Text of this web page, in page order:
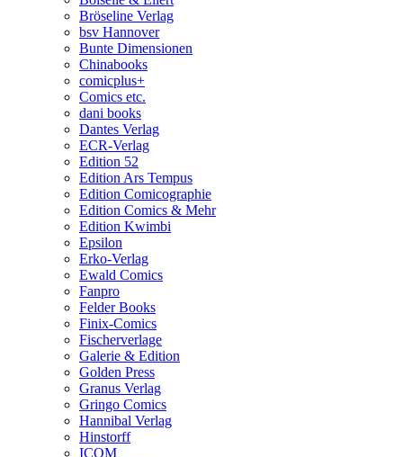
Bröseline Verlag
bsv Hannover
Bunte Dimensionen
Chinabooks
comicplus+
Comics etc.
dani books
Dantes Verlag
ECR-Verlag
Edition 52
Edition Ars Tempus
Edition Comicographie
Edition Comics & Mehr
Edition Kwimbi
Epsilon
Erko-Verlag
Ewald Comics
Fanpro
Felder Books
Finix-Comics
Fischerverlage
Galerie & Edition
Golden Press
Granus Verlag
Gringo Comics
Hannibal Verlag
Hinstorff
ICOM